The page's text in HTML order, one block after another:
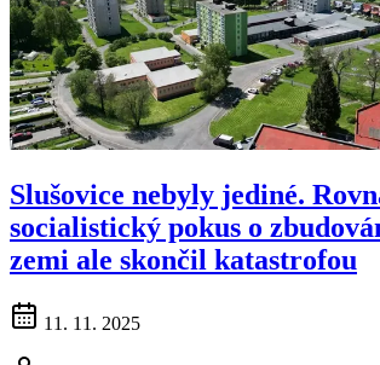
Slušovice nebyly jediné.
socialistický pokus o
zemi ale skončil katastrofou
11. 11. 2025